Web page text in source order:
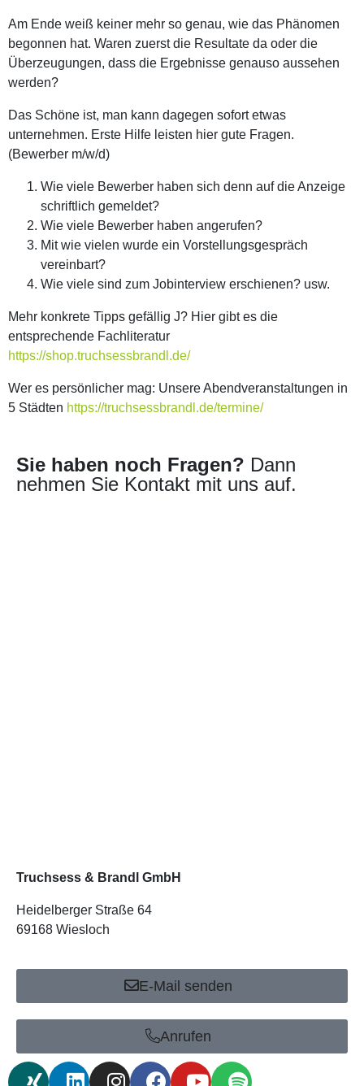
Am Ende weiß keiner mehr so genau, wie das Phänomen
begonnen hat. Waren zuerst die Resultate da oder die
Überzeugungen, dass die Ergebnisse genauso aussehen
werden?
Das Schöne ist, man kann dagegen sofort etwas
unternehmen. Erste Hilfe leisten hier gute Fragen.
(Bewerber m/w/d)
Wie viele Bewerber haben sich denn auf die Anzeige
schriftlich gemeldet?
Wie viele Bewerber haben angerufen?
Mit wie vielen wurde ein Vorstellungsgespräch
vereinbart?
Wie viele sind zum Jobinterview erschienen? usw.
Mehr konkrete Tipps gefällig J? Hier gibt es die
entsprechende Fachliteratur
https://shop.truchsessbrandl.de/
Wer es persönlicher mag: Unsere Abendveranstaltungen in
5 Städten https://truchsessbrandl.de/termine/
Sie haben noch Fragen? Dann
nehmen Sie Kontakt mit uns auf.
Truchsess & Brandl GmbH
Heidelberger Straße 64
69168 Wiesloch
E-Mail senden
Anrufen